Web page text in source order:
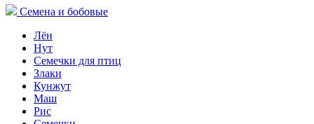
Семена и бобовые
Лён
Нут
Семечки для птиц
Злаки
Кунжут
Маш
Рис